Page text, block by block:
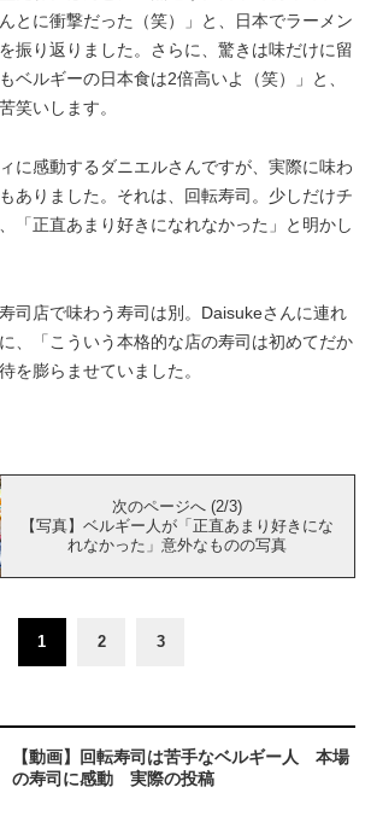
とに衝撃だった（笑）」と、日本でラーメン
振り返りました。さらに、驚きは味だけに留
ベルギーの日本食は2倍高いよ（笑）」と、
笑いします。
に感動するダニエルさんですが、実際に味わ
ありました。それは、回転寿司。少しだけチ
「正直あまり好きになれなかった」と明かし
司店で味わう寿司は別。Daisukeさんに連れ
、「こういう本格的な店の寿司は初めてだか
を膨らませていました。
次のページへ (2/3)
【写真】ベルギー人が「正直あまり好きにな
れなかった」意外なものの写真
1 2 3
【動画】回転寿司は苦手なベルギー人 本場
の寿司に感動 実際の投稿